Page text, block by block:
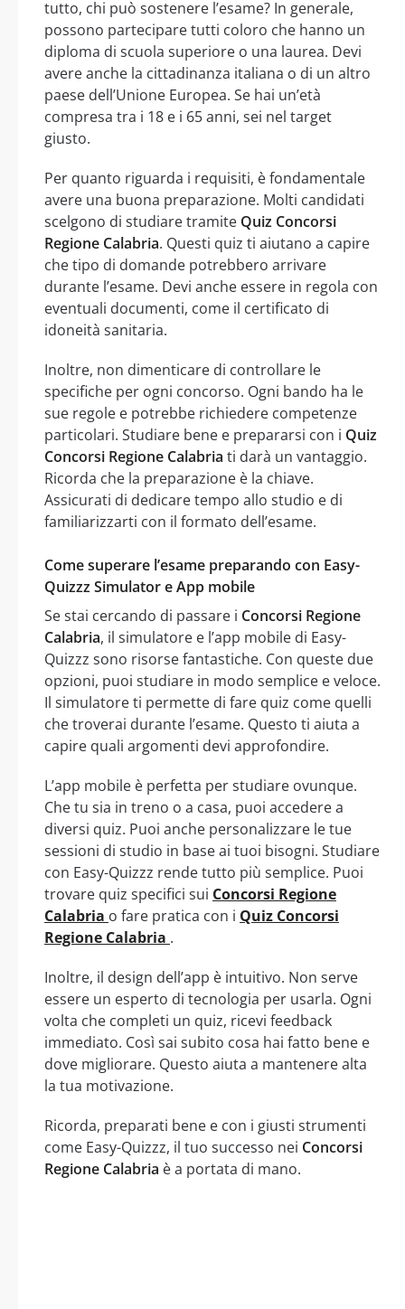
tutto, chi può sostenere l’esame? In generale,
possono partecipare tutti coloro che hanno un
diploma di scuola superiore o una laurea. Devi
avere anche la cittadinanza italiana o di un altro
paese dell’Unione Europea. Se hai un’età
compresa tra i 18 e i 65 anni, sei nel target
giusto.
Per quanto riguarda i requisiti, è fondamentale
avere una buona preparazione. Molti candidati
scelgono di studiare tramite Quiz Concorsi
Regione Calabria. Questi quiz ti aiutano a capire
che tipo di domande potrebbero arrivare
durante l’esame. Devi anche essere in regola con
eventuali documenti, come il certificato di
idoneità sanitaria.
Inoltre, non dimenticare di controllare le
specifiche per ogni concorso. Ogni bando ha le
sue regole e potrebbe richiedere competenze
particolari. Studiare bene e prepararsi con i Quiz
Concorsi Regione Calabria ti darà un vantaggio.
Ricorda che la preparazione è la chiave.
Assicurati di dedicare tempo allo studio e di
familiarizzarti con il formato dell’esame.
Come superare l’esame preparando con Easy-
Quizzz Simulator e App mobile
Se stai cercando di passare i Concorsi Regione
Calabria, il simulatore e l’app mobile di Easy-
Quizzz sono risorse fantastiche. Con queste due
opzioni, puoi studiare in modo semplice e veloce.
Il simulatore ti permette di fare quiz come quelli
che troverai durante l’esame. Questo ti aiuta a
capire quali argomenti devi approfondire.
L’app mobile è perfetta per studiare ovunque.
Che tu sia in treno o a casa, puoi accedere a
diversi quiz. Puoi anche personalizzare le tue
sessioni di studio in base ai tuoi bisogni. Studiare
con Easy-Quizzz rende tutto più semplice. Puoi
trovare quiz specifici sui Concorsi Regione
Calabria o fare pratica con i Quiz Concorsi
Regione Calabria .
Inoltre, il design dell’app è intuitivo. Non serve
essere un esperto di tecnologia per usarla. Ogni
volta che completi un quiz, ricevi feedback
immediato. Così sai subito cosa hai fatto bene e
dove migliorare. Questo aiuta a mantenere alta
la tua motivazione.
Ricorda, preparati bene e con i giusti strumenti
come Easy-Quizzz, il tuo successo nei Concorsi
Regione Calabria è a portata di mano.